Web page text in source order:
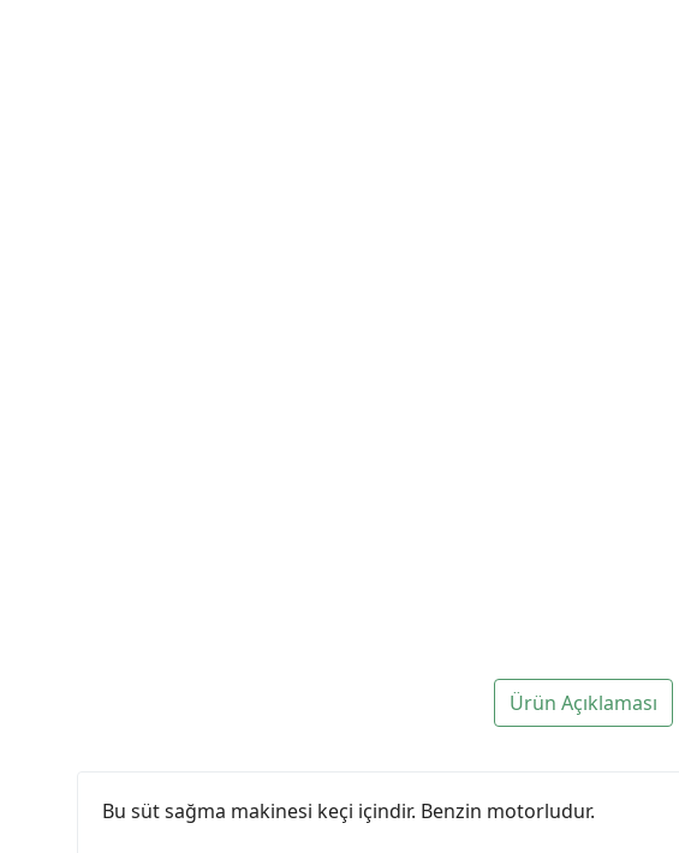
Ürün Açıklaması
Bu süt sağma makinesi keçi içindir. Benzin motorludur.